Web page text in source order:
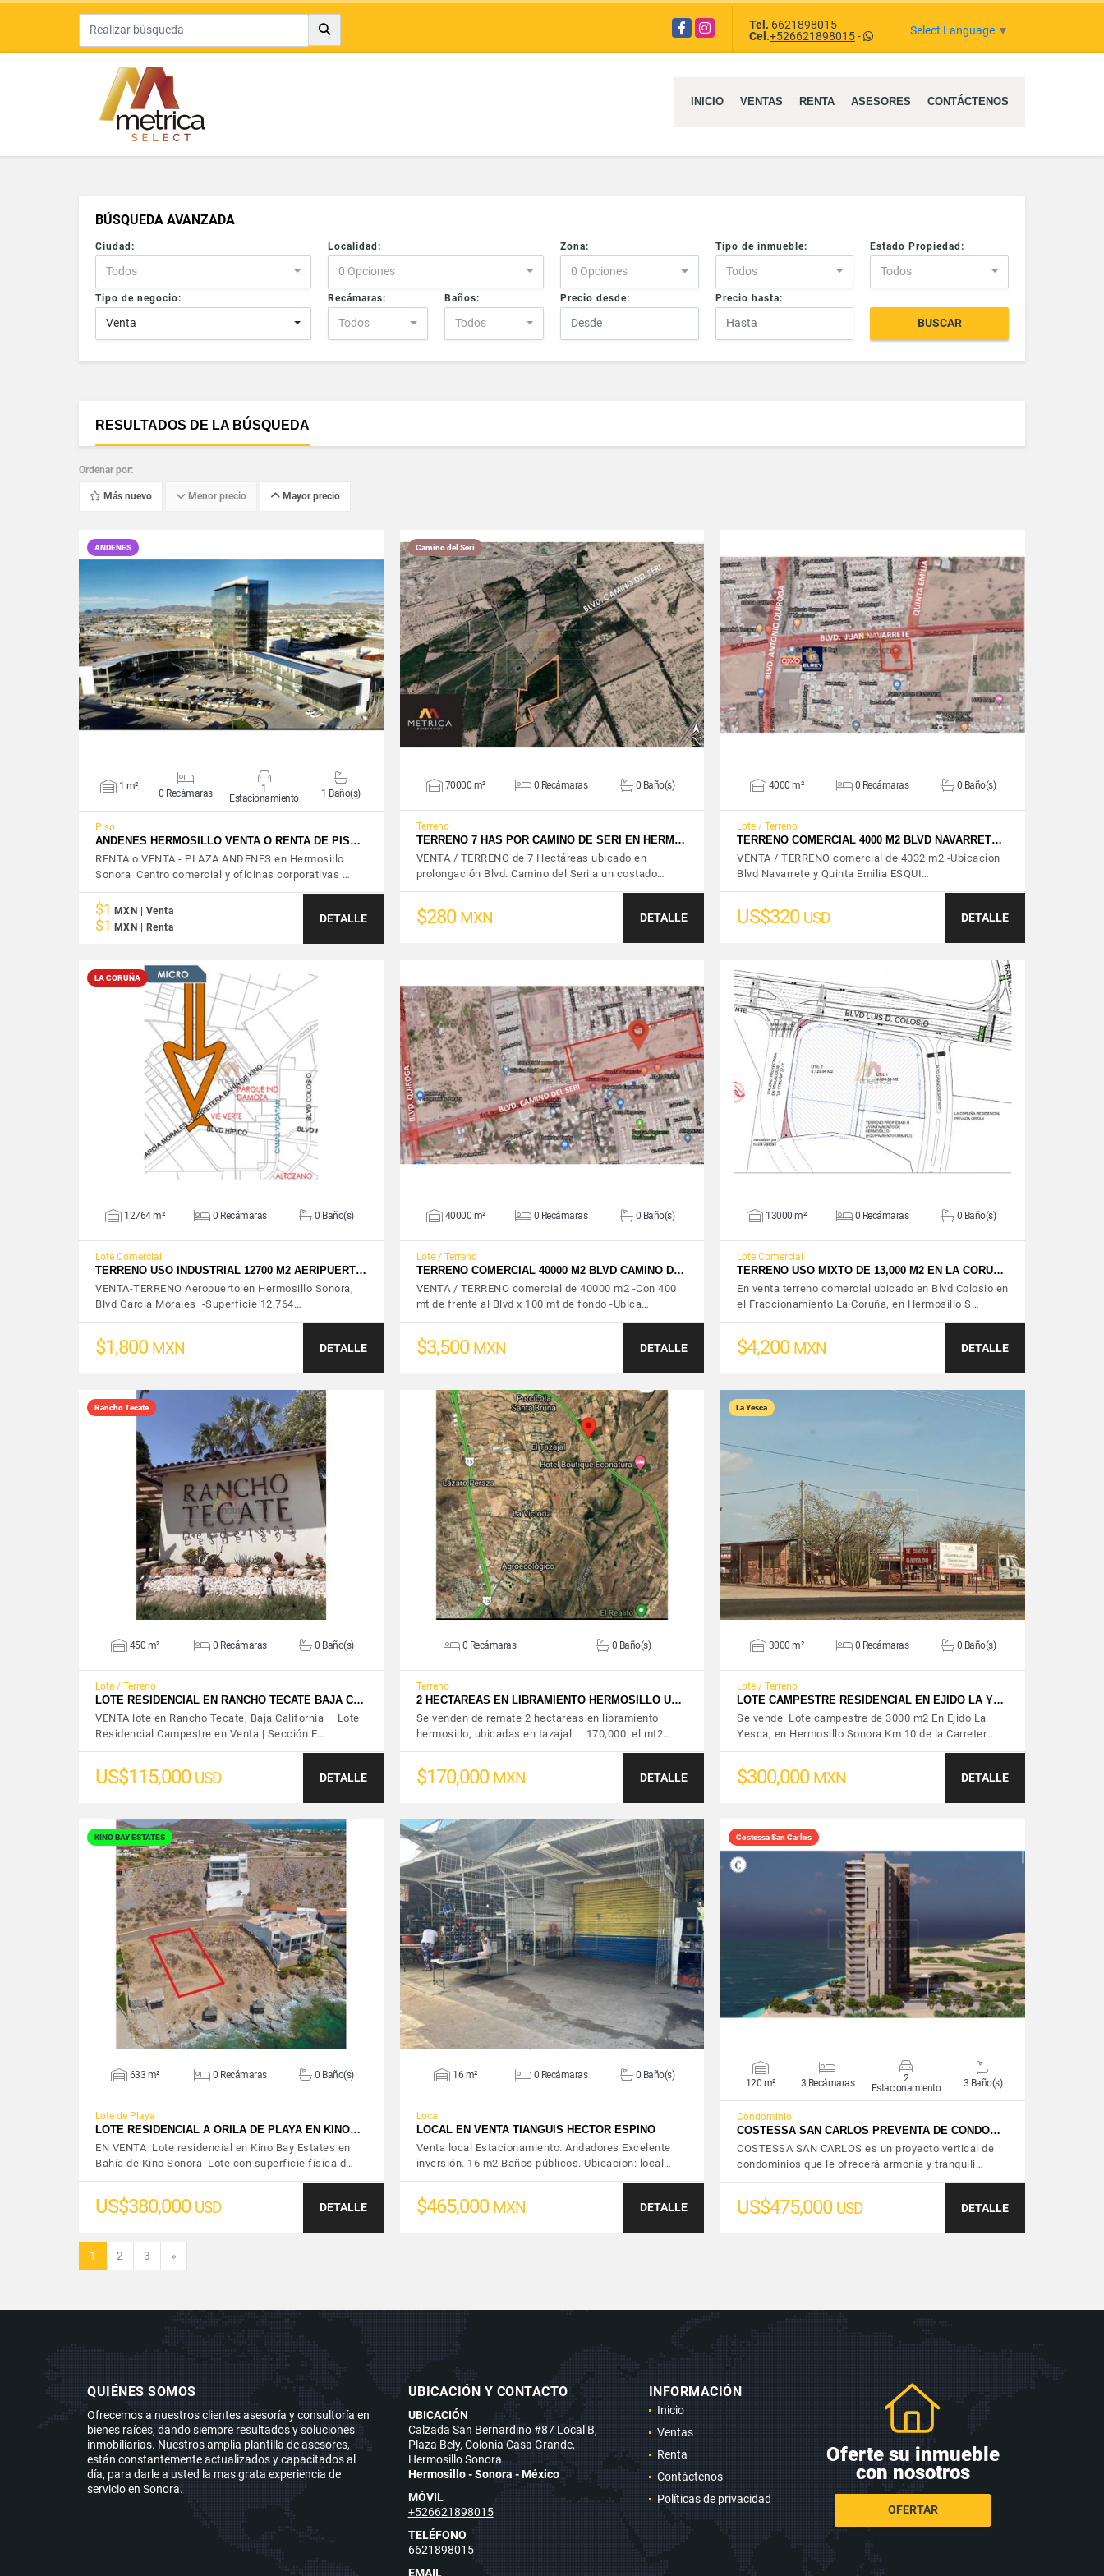
FacebookInstagram Tel. 6621898015
Cel.+526621898015- Select Language ▼
INICIO VENTAS RENTA ASESORES CONTÁCTENOS
BÚSQUEDA AVANZADA
Ciudad:
Todos
Localidad:
0 Opciones
Zona:
0 Opciones
Tipo de inmueble:
Todos
Estado Propiedad:
Todos
Tipo de negocio:
Venta
Recámaras:
Todos
Baños:
Todos
Precio desde: Precio hasta:
BUSCAR
RESULTADOS DE LA BÚSQUEDA
Ordenar por:
Más nuevo Menor precio Mayor precio
ANDENES
VER DETALLES
1 m²
0 Recámaras
1
Estacionamiento
1 Baño(s)
Piso
ANDENES HERMOSILLO VENTA O RENTA DE PIS…
RENTA o VENTA - PLAZA ANDENES en Hermosillo
Sonora Centro comercial y oficinas corporativas …
$1 MXN | Venta
$1 MXN | Renta
DETALLE
Camino del Seri
VER DETALLES
70000 m² 0 Recámaras 0 Baño(s)
Terreno
TERRENO 7 HAS POR CAMINO DE SERI EN HERM…
VENTA / TERRENO de 7 Hectáreas ubicado en
prolongación Blvd. Camino del Seri a un costado…
$280 MXN DETALLE
VER DETALLES
4000 m² 0 Recámaras 0 Baño(s)
Lote / Terreno
TERRENO COMERCIAL 4000 M2 BLVD NAVARRET…
VENTA / TERRENO comercial de 4032 m2 -Ubicacion
Blvd Navarrete y Quinta Emilia ESQUI…
US$320 USD DETALLE
LA CORUÑA
VER DETALLES
12764 m² 0 Recámaras 0 Baño(s)
Lote Comercial
TERRENO USO INDUSTRIAL 12700 M2 AERIPUERT…
VENTA-TERRENO Aeropuerto en Hermosillo Sonora,
Blvd Garcia Morales -Superficie 12,764…
$1,800 MXN DETALLE
VER DETALLES
40000 m² 0 Recámaras 0 Baño(s)
Lote / Terreno
TERRENO COMERCIAL 40000 M2 BLVD CAMINO D…
VENTA / TERRENO comercial de 40000 m2 -Con 400
mt de frente al Blvd x 100 mt de fondo -Ubica…
$3,500 MXN DETALLE
VER DETALLES
13000 m² 0 Recámaras 0 Baño(s)
Lote Comercial
TERRENO USO MIXTO DE 13,000 M2 EN LA CORU…
En venta terreno comercial ubicado en Blvd Colosio en
el Fraccionamiento La Coruña, en Hermosillo S…
$4,200 MXN DETALLE
Rancho Tecate
VER DETALLES
450 m² 0 Recámaras 0 Baño(s)
Lote / Terreno
LOTE RESIDENCIAL EN RANCHO TECATE BAJA C…
VENTA lote en Rancho Tecate, Baja California – Lote
Residencial Campestre en Venta | Sección E…
US$115,000 USD DETALLE
VER DETALLES
0 Recámaras 0 Baño(s)
Terreno
2 HECTAREAS EN LIBRAMIENTO HERMOSILLO U…
Se venden de remate 2 hectareas en libramiento
hermosillo, ubicadas en tazajal. 170,000 el mt2…
$170,000 MXN DETALLE
La Yesca
VER DETALLES
3000 m² 0 Recámaras 0 Baño(s)
Lote / Terreno
LOTE CAMPESTRE RESIDENCIAL EN EJIDO LA Y…
Se vende Lote campestre de 3000 m2 En Ejido La
Yesca, en Hermosillo Sonora Km 10 de la Carreter…
$300,000 MXN DETALLE
KINO BAY ESTATES
VER DETALLES
633 m² 0 Recámaras 0 Baño(s)
Lote de Playa
LOTE RESIDENCIAL A ORILA DE PLAYA EN KINO…
EN VENTA Lote residencial en Kino Bay Estates en
Bahía de Kino Sonora Lote con superficie física d…
US$380,000 USD DETALLE
VER DETALLES
16 m² 0 Recámaras 0 Baño(s)
Local
LOCAL EN VENTA TIANGUIS HECTOR ESPINO
Venta local Estacionamiento. Andadores Excelente
inversión. 16 m2 Baños públicos. Ubicacion: local…
$465,000 MXN DETALLE
Costessa San Carlos
VER DETALLES
120 m² 3 Recámaras
2
Estacionamiento
3 Baño(s)
Condominio
COSTESSA SAN CARLOS PREVENTA DE CONDO…
COSTESSA SAN CARLOS es un proyecto vertical de
condominios que le ofrecerá armonía y tranquili…
US$475,000 USD DETALLE
1 2 3 »
QUIÉNES SOMOS
Ofrecemos a nuestros clientes asesoría y consultoría en
bienes raíces, dando siempre resultados y soluciones
inmobiliarias. Nuestros amplia plantilla de asesores,
están constantemente actualizados y capacitados al
día, para darle a usted la mas grata experiencia de
servicio en Sonora.
UBICACIÓN Y CONTACTO
UBICACIÓN
Calzada San Bernardino #87 Local B,
Plaza Bely, Colonia Casa Grande,
Hermosillo Sonora
Hermosillo - Sonora - México
MÓVIL
+526621898015
TELÉFONO
6621898015
EMAIL
INFORMACIÓN
Inicio
Ventas
Renta
Contáctenos
Políticas de privacidad
Oferte su inmueble
con nosotros
OFERTAR